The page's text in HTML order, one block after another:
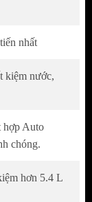
với những
hài hòa với
rửa đều
nhất
kiệm nước,
hợp Auto
chóng.
hơn 5.4 L